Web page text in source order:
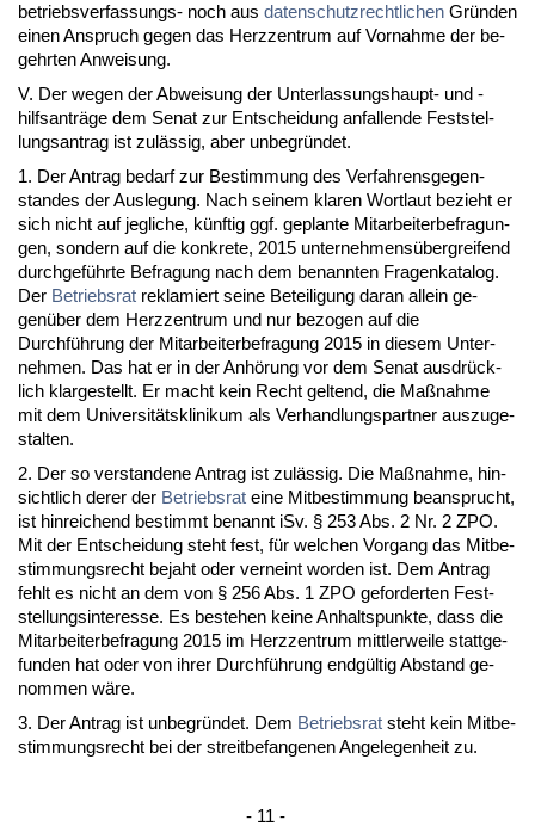
be­triebs­ver­fas­sungs- noch aus da­ten­schutz­recht­li­chen Gründen
ei­nen An­spruch ge­gen das Herz­zen­trum auf Vor­nah­me der be­
gehr­ten An­wei­sung.
V. Der we­gen der Ab­wei­sung der Un­ter­las­sungs­haupt- und -
hilfs­anträge dem Se­nat zur Ent­schei­dung an­fal­len­de Fest­stel­
lungs­an­trag ist zulässig, aber un­be­gründet.
1. Der An­trag be­darf zur Be­stim­mung des Ver­fah­rens­ge­gen­
stan­des der Aus­le­gung. Nach sei­nem kla­ren Wort­laut be­zieht er
sich nicht auf jeg­li­che, künf­tig ggf. ge­plan­te Mit­ar­bei­ter­be­fra­gun­
gen, son­dern auf die kon­kre­te, 2015 un­ter­neh­mensüberg­rei­fend
durch­geführ­te Be­fra­gung nach dem be­nann­ten Fra­gen­ka­ta­log.
Der Be­triebs­rat re­kla­miert sei­ne Be­tei­li­gung dar­an al­lein ge­
genüber dem Herz­zen­trum und nur be­zo­gen auf die
Durchführung der Mit­ar­bei­ter­be­fra­gung 2015 in die­sem Un­ter­
neh­men. Das hat er in der Anhörung vor dem Se­nat aus­drück­
lich klar­ge­stellt. Er macht kein Recht gel­tend, die Maßnah­me
mit dem Uni­ver­sitätskli­ni­kum als Ver­hand­lungs­part­ner aus­zu­ge­
stal­ten.
2. Der so ver­stan­de­ne An­trag ist zulässig. Die Maßnah­me, hin­
sicht­lich de­rer der Be­triebs­rat ei­ne Mit­be­stim­mung be­an­sprucht,
ist hin­rei­chend be­stimmt be­nannt iSv. § 253 Abs. 2 Nr. 2 ZPO.
Mit der Ent­schei­dung steht fest, für wel­chen Vor­gang das Mit­be­
stim­mungs­recht be­jaht oder ver­neint wor­den ist. Dem An­trag
fehlt es nicht an dem von § 256 Abs. 1 ZPO ge­for­der­ten Fest­
stel­lungs­in­ter­es­se. Es be­ste­hen kei­ne An­halts­punk­te, dass die
Mit­ar­bei­ter­be­fra­gung 2015 im Herz­zen­trum mitt­ler­wei­le statt­ge­
fun­den hat oder von ih­rer Durchführung endgültig Ab­stand ge­
nom­men wäre.
3. Der An­trag ist un­be­gründet. Dem Be­triebs­rat steht kein Mit­be­
stim­mungs­recht bei der streit­be­fan­ge­nen An­ge­le­gen­heit zu.
- 11 -